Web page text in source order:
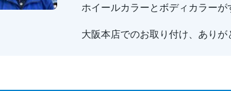
ホイールカラーとボディカラーが
大阪本店でのお取り付け、ありが